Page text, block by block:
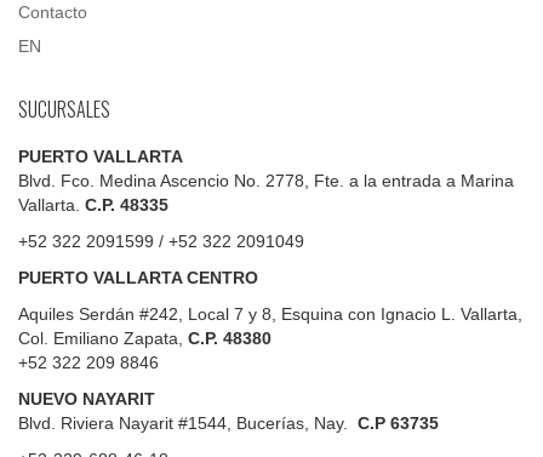
Contacto
EN
SUCURSALES
PUERTO VALLARTA
Blvd. Fco. Medina Ascencio No. 2778, Fte. a la entrada a Marina
Vallarta. C.P. 48335
+52 322 2091599 / +52 322 2091049
PUERTO VALLARTA CENTRO
Aquiles Serdán #242, Local 7 y 8, Esquina con Ignacio L. Vallarta,
Col. Emiliano Zapata, C.P. 48380
+52 322 209 8846
NUEVO NAYARIT
Blvd.
Riviera Nayarit #1544, Bucerías, Nay. C.P 63735